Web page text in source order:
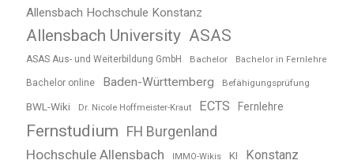
Allensbach Hochschule Konstanz
Allensbach University ASAS
ASAS Aus- und Weiterbildung GmbH Bachelor Bachelor in Fernlehre
Bachelor online Baden-Württemberg Befähigungsprüfung
BWL-Wiki Dr. Nicole Hoffmeister-Kraut ECTS Fernlehre
Fernstudium
FH Burgenland
Hochschule Allensbach
IMMO-Wikis KI Konstanz